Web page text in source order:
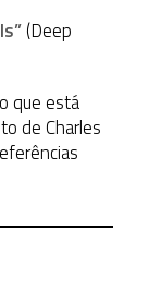
(Deep
que está
de Charles